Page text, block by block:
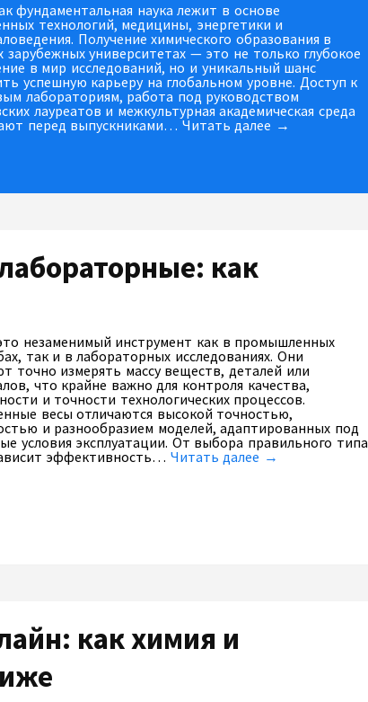
фундаментальная наука лежит в основе
технологий, медицины, энергетики и
Получение химического образования в
зарубежных университетах — это не только глубокое
в мир исследований, но и уникальный шанс
успешную карьеру на глобальном уровне. Доступ к
лабораториям, работа под руководством
лауреатов и межкультурная академическая среда
перед выпускниками… Читать далее →
как
незаменимый инструмент как в промышленных
так и в лабораторных исследованиях. Они
точно измерять массу веществ, деталей или
что крайне важно для контроля качества,
и точности технологических процессов.
весы отличаются высокой точностью,
и разнообразием моделей, адаптированных под
условия эксплуатации. От выбора правильного типа
эффективность… Читать далее →
как химия и